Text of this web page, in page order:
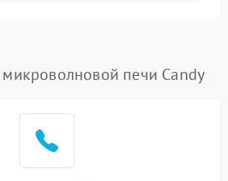
Подробнее →
2200 ₽
печи Candy